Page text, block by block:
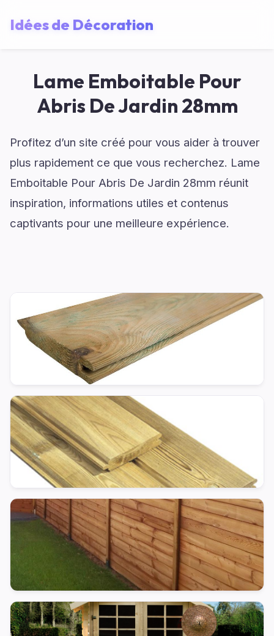
Idées de Décoration
Lame Emboitable Pour
Abris De Jardin 28mm
Profitez d’un site créé pour vous aider à trouver
plus rapidement ce que vous recherchez. Lame
Emboitable Pour Abris De Jardin 28mm réunit
inspiration, informations utiles et contenus
captivants pour une meilleure expérience.